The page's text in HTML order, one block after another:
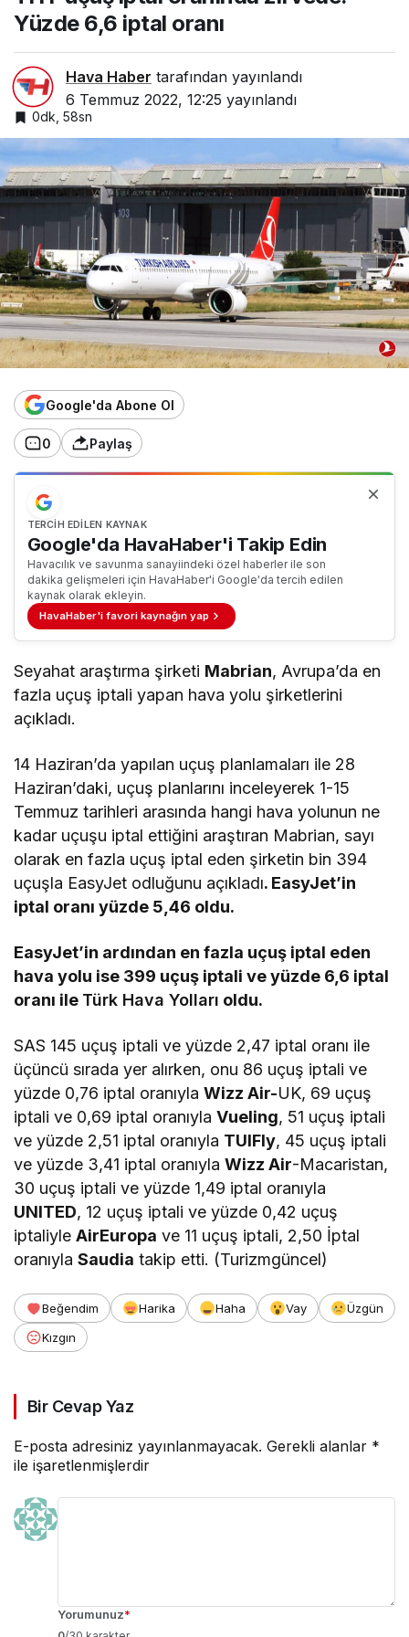
oranı
Yüzde 6,6 iptal oranı
Hava Haber tarafından yayınlandı
6 Temmuz 2022, 12:25 yayınlandı
0dk, 58sn
Google'da Abone Ol
0 Paylaş
TERCIH EDILEN KAYNAK
Google'da HavaHaber'i Takip Edin
Havacılık ve savunma sanayiindeki özel haberler ile son
dakika gelişmeleri için HavaHaber'i Google'da tercih edilen
kaynak olarak ekleyin.
HavaHaber'i favori kaynağın yap
Seyahat araştırma şirketi Mabrian, Avrupa’da en
fazla uçuş iptali yapan hava yolu şirketlerini
açıkladı.
14 Haziran’da yapılan uçuş planlamaları ile 28
Haziran’daki, uçuş planlarını inceleyerek 1-15
Temmuz tarihleri arasında hangi hava yolunun ne
kadar uçuşu iptal ettiğini araştıran Mabrian, sayı
olarak en fazla uçuş iptal eden şirketin bin 394
uçuşla EasyJet odluğunu açıkladı. EasyJet’in
iptal oranı yüzde 5,46 oldu.
EasyJet’in ardından en fazla uçuş iptal eden
hava yolu ise 399 uçuş iptali ve yüzde 6,6 iptal
oranı ile Türk Hava Yolları oldu.
SAS 145 uçuş iptali ve yüzde 2,47 iptal oranı ile
üçüncü sırada yer alırken, onu 86 uçuş iptali ve
yüzde 0,76 iptal oranıylaWizz Air-UK, 69 uçuş
iptali ve 0,69 iptal oranıylaVueling, 51 uçuş iptali
ve yüzde 2,51 iptal oranıyla TUIFly, 45 uçuş iptali
ve yüzde 3,41 iptal oranıylaWizz Air-Macaristan,
30 uçuş iptali ve yüzde 1,49 iptal oranıyla
UNITED, 12 uçuş iptali ve yüzde 0,42 uçuş
iptaliyleAirEuropa ve 11 uçuş iptali, 2,50 İptal
oranıylaSaudia takip etti. (Turizmgüncel)
Beğendim Harika Haha Vay
Üzgün
Kızgın
Bir Cevap Yaz
E-posta adresiniz yayınlanmayacak. Gerekli alanlar *
ile işaretlenmişlerdir
Yorumunuz*